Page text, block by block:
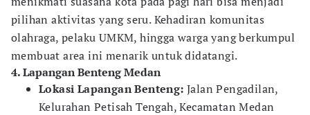
pilihan aktivitas yang seru. Kehadiran komunitas
olahraga, pelaku UMKM, hingga warga yang berkumpul
membuat area ini menarik untuk didatangi.
4. Lapangan Benteng Medan
Lokasi Lapangan Benteng: Jalan Pengadilan,
Kelurahan Petisah Tengah, Kecamatan Medan